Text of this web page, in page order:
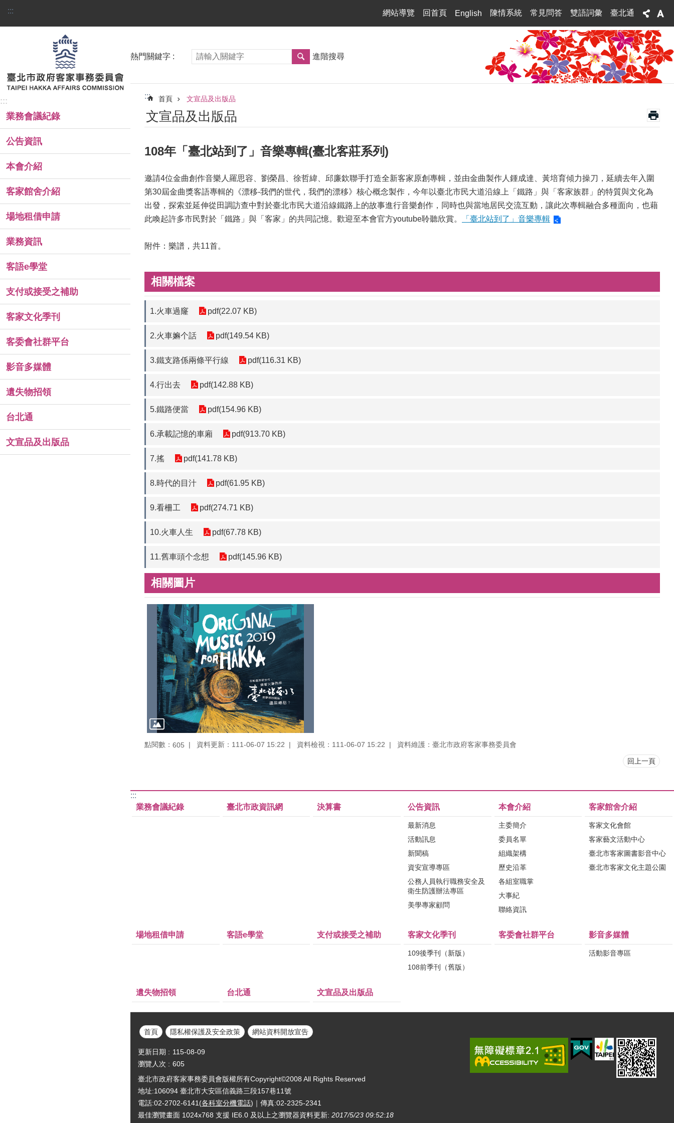
跳到主要內容區塊
::: 網站導覽 回首頁 English 陳情系統 常見問答 雙語詞彙 臺北通
:::
業務會議紀錄
公告資訊
本會介紹
客家館舍介紹
場地租借申請
業務資訊
客語e學堂
支付或接受之補助
客家文化季刊
客委會社群平台
影音多媒體
遺失物招領
台北通
文宣品及出版品
熱門關鍵字 進階搜尋
::: 首頁 文宣品及出版品
文宣品及出版品
108年「臺北站到了」音樂專輯(臺北客莊系列)
邀請4位金曲創作音樂人羅思容、劉榮昌、徐哲緯、邱廉欽聯手打造全新客家原創專輯，並由金曲製作人鍾成達、黃培育傾力操刀，延續去年入圍
第30屆金曲獎客語專輯的《漂移-我們的世代，我們的漂移》核心概念製作，今年以臺北市民大道沿線上「鐵路」與「客家族群」的特質與文化為
出發，探索並延伸從田調訪查中對於臺北市民大道沿線鐵路上的故事進行音樂創作，同時也與當地居民交流互動，讓此次專輯融合多種面向，也藉
此喚起許多市民對於「鐵路」與「客家」的共同記憶。歡迎至本會官方youtube聆聽欣賞。
「臺北站到了」音樂專輯
附件：樂譜，共11首。
相關檔案
1.火車過窿 pdf(22.07 KB)
2.火車嫲个話 pdf(149.54 KB)
3.鐵支路係兩條平行線 pdf(116.31 KB)
4.行出去 pdf(142.88 KB)
5.鐵路便當 pdf(154.96 KB)
6.承載記憶的車廂 pdf(913.70 KB)
7.搖 pdf(141.78 KB)
8.時代的目汁 pdf(61.95 KB)
9.看柵工 pdf(274.71 KB)
10.火車人生 pdf(67.78 KB)
11.舊車頭个念想 pdf(145.96 KB)
相關圖片
點閱數： 605 資料更新：111-06-07 15:22 資料檢視：111-06-07 15:22 資料維護：臺北市政府客家事務委員會
回上一頁
:::
業務會議紀錄
臺北市政資訊網 決算書 公告資訊
最新消息
活動訊息
新聞稿
資安宣導專區
公務人員執行職務安全及
衛生防護辦法專區
美學專家顧問
本會介紹
主委簡介
委員名單
組織架構
歷史沿革
各組室職掌
大事紀
聯絡資訊
客家館舍介紹
客家文化會館
客家藝文活動中心
臺北市客家圖書影音中心
臺北市客家文化主題公園
場地租借申請 客語e學堂 支付或接受之補助 客家文化季刊
109後季刊（新版）
108前季刊（舊版）
客委會社群平台 影音多媒體
活動影音專區
遺失物招領 台北通 文宣品及出版品
首頁 隱私權保護及安全政策 網站資料開放宣告
更新日期
115-08-09
瀏覽人次
605
臺北市政府客家事務委員會版權所有Copyright©2008 All Rights Reserved
地址:106094 臺北市大安區信義路三段157巷11號
電話:02-2702-6141(各科室分機電話)｜傳真:02-2325-2341
最佳瀏覽畫面 1024x768 支援 IE6.0 及以上之瀏覽器資料更新: 2017/5/23 09:52:18